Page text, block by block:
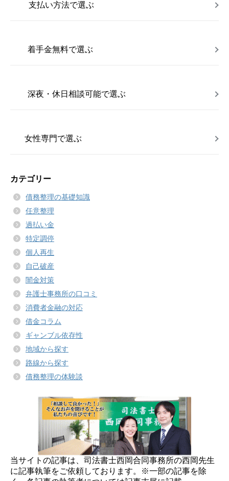
支払い方法で選ぶ
着手金無料で選ぶ
深夜・休日相談可能で選ぶ
女性専門で選ぶ
カテゴリー
債務整理の基礎知識
任意整理
過払い金
特定調停
個人再生
自己破産
闇金対策
弁護士事務所の口コミ
消費者金融の対応
借金コラム
ギャンブル依存性
地域から探す
路線から探す
債務整理の体験談
当サイトの記事は、司法書士西岡合同事務所の西岡先生
に記事執筆をご依頼しております。※一部の記事を除